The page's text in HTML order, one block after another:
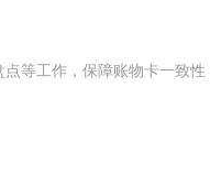
等工作，保障账物卡一致